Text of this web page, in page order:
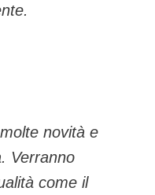
novità e
Verranno
come il